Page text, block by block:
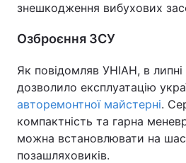
знешкодження вибухових
Озброєння ЗСУ
Як повідомляв УНІАН, в
дозволило експлуатацію
авторемонтної майстерні.
компактність та гарна
можна встановлювати на
позашляховиків.